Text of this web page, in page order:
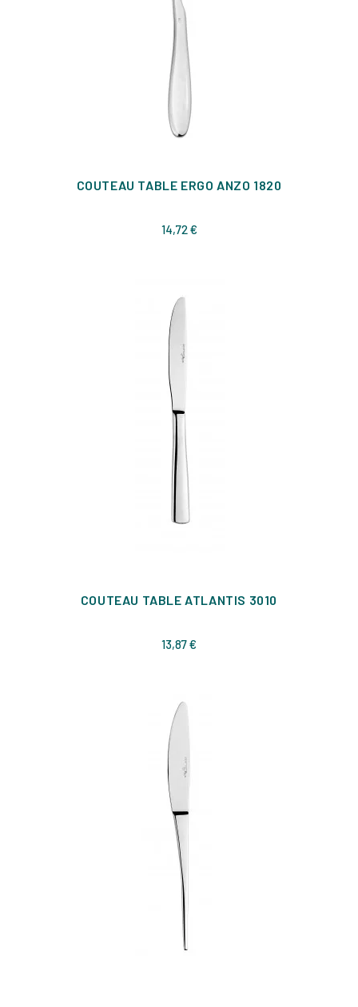
COUTEAU TABLE ERGO ANZO 1820
14,72 €Prix
COUTEAU TABLE ATLANTIS 3010
13,87 €